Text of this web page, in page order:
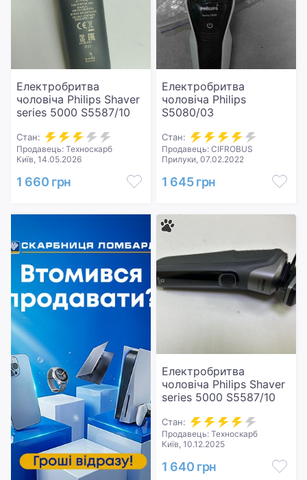
Електробритва
чоловіча Philips Shaver
series 5000 S5587/10
Стан:
Продавець: Техноскарб
Київ, 14.05.2026
1 660 грн
Електробритва
чоловіча Philips
S5080/03
Стан:
Продавець: CIFROBUS
Прилуки, 07.02.2022
1 645 грн
Електробритва
чоловіча Philips Shaver
series 5000 S5587/10
Стан:
Продавець: Техноскарб
Київ, 10.12.2025
1 640 грн